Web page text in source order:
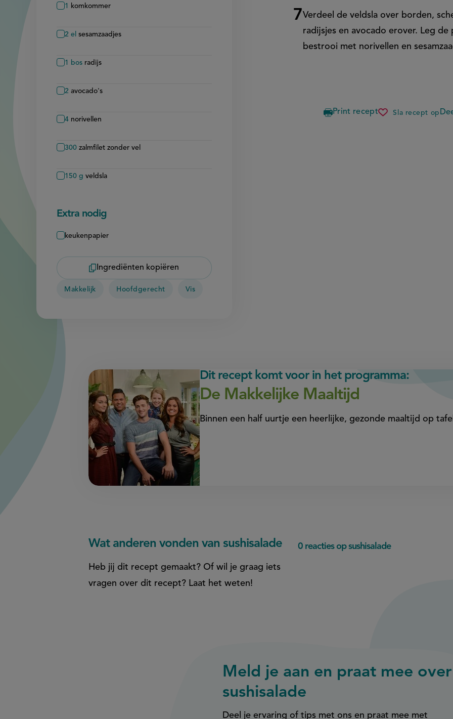
1 komkommer
2 el sesamzaadjes
1 bos radijs
2 avocado's
4 norivellen
300 zalmfilet zonder vel
150 g veldsla
Extra nodig
keukenpapier
Ingrediënten kopiëren
Makkelijk Hoofdgerecht Vis
Verdeel de veldsla over borden,
radijsjes en avocado erover. Leg
bestrooi met norivellen en
Print recept Sla recept op
Dit recept komt voor in het programma:
De Makkelijke Maaltijd
Binnen een half uurtje een heerlijke, gezonde maaltijd op
Wat anderen vonden van sushisalade
Heb jij dit recept gemaakt? Of wil je graag iets
vragen over dit recept? Laat het weten!
0 reacties op sushisalade
Meld je aan en praat mee over
sushisalade
Deel je ervaring of tips met ons en praat mee met